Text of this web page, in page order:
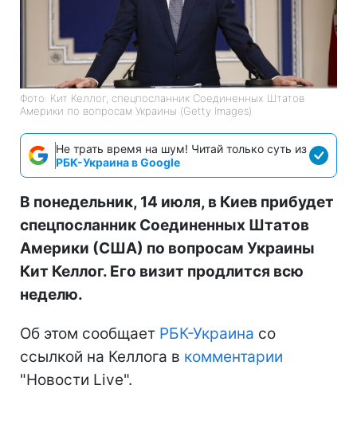
Фото: Кит Келлог, спецпосланник Соединенных Штатов
Америки по вопросам Украины (Getty Images)
Не трать время на шум! Читай только суть из
РБК-Украина в Google
В понедельник, 14 июля, в Киев прибудет
спецпосланник Соединенных Штатов
Америки (США) по вопросам Украины
Кит Келлог. Его визит продлится всю
неделю.
Об этом сообщает РБК-Украина со
ссылкой на Келлога в комментарии
"Новости Live".